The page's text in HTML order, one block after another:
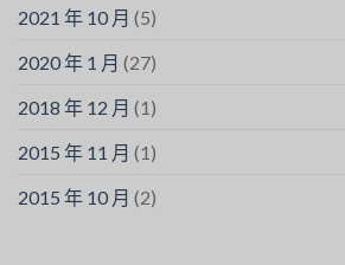
2021 年 10 月 (5)
2020 年 1 月 (27)
2018 年 12 月 (1)
2015 年 11 月 (1)
2015 年 10 月 (2)